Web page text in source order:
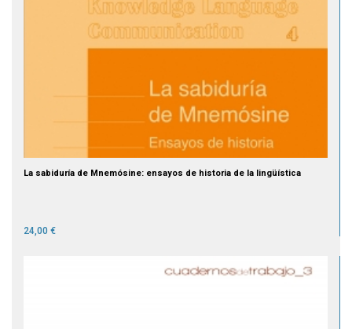
La sabiduría de Mnemósine: ensayos de historia de la lingüística
24,00 €